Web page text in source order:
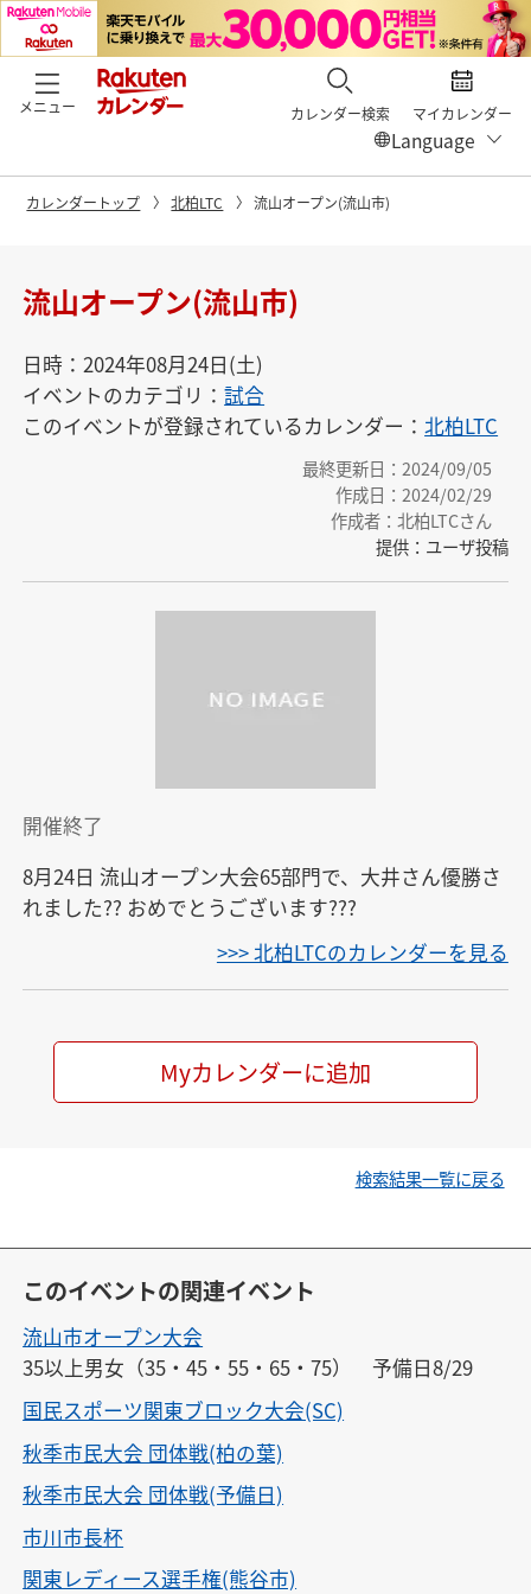
メニュー カレンダー検索 マイカレンダー
カレンダートップ 北柏LTC 流山オープン(流山市)
流山オープン(流山市)
日時：2024年08月24日(土)
イベントのカテゴリ：試合
このイベントが登録されているカレンダー：北柏LTC
最終更新日：2024/09/05
作成日：2024/02/29
作成者：北柏LTCさん
提供：ユーザ投稿
開催終了
8月24日 流山オープン大会65部門で、大井さん優勝さ
れました?? おめでとうございます???
>>> 北柏LTCのカレンダーを見る
Myカレンダーに追加
検索結果一覧に戻る
このイベントの関連イベント
流山市オープン大会
35以上男女（35・45・55・65・75）　予備日8/29
国民スポーツ関東ブロック大会(SC)
秋季市民大会 団体戦(柏の葉)
秋季市民大会 団体戦(予備日)
市川市長杯
関東レディース選手権(熊谷市)